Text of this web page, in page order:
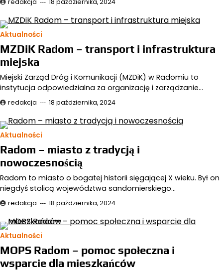
redakcja 18 października, 2024
Aktualności
MZDiK Radom – transport i infrastruktura
miejska
Miejski Zarząd Dróg i Komunikacji (MZDiK) w Radomiu to
instytucja odpowiedzialna za organizację i zarządzanie…
redakcja 18 października, 2024
Aktualności
Radom – miasto z tradycją i
nowoczesnością
Radom to miasto o bogatej historii sięgającej X wieku. Był on
niegdyś stolicą województwa sandomierskiego…
redakcja 18 października, 2024
Aktualności
MOPS Radom – pomoc społeczna i
wsparcie dla mieszkańców